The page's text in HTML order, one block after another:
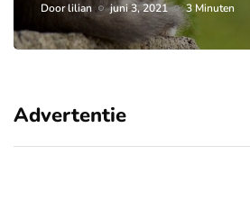
Doorlilian juni 3, 2021 3 Minuten
Advertentie